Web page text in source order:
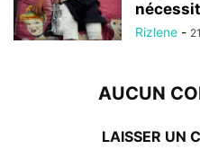
Rizlene -
AUCUN
LAISSER UN